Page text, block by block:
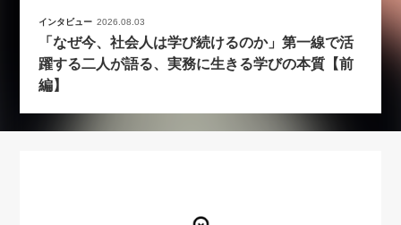
インタビュー 2026.08.03
「なぜ今、社会人は学び続けるのか」第一線で活
躍する二人が語る、実務に生きる学びの本質【前
編】